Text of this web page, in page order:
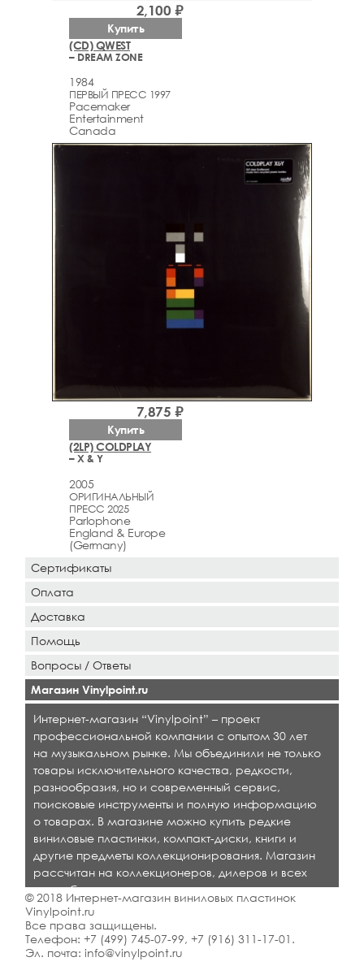
(CD) QWEST
– DREAM ZONE
1984
ПЕРВЫЙ ПРЕСС 1997
Pacemaker
Entertainment
Canada
2,100 ₽
Купить
(2LP) COLDPLAY
– X & Y
2005
ОРИГИНАЛЬНЫЙ
ПРЕСС 2025
Parlophone
England & Europe
(Germany)
7,875 ₽
Купить
Сертификаты
Оплата
Доставка
Помощь
Вопросы / Ответы
Магазин Vinylpoint.ru
Интернет-магазин “Vinylpoint” – проект
профессиональной компании с опытом 30 лет
на музыкальном рынке. Мы объединили не только
товары исключительного качества, редкости,
разнообразия, но и современный сервис,
поисковые инструменты и полную информацию
о товарах. В магазине можно купить редкие
виниловые пластинки, компакт-диски, книги и
другие предметы коллекционирования. Магазин
рассчитан на коллекционеров, дилеров и всех
кто любит качественную музыку.
© 2018 Интернет-магазин виниловых пластинок
Vinylpoint.ru
Все права защищены.
Телефон: +7 (499) 745-07-99, +7 (916) 311-17-01 .
Эл. почта: info@vinylpoint.ru